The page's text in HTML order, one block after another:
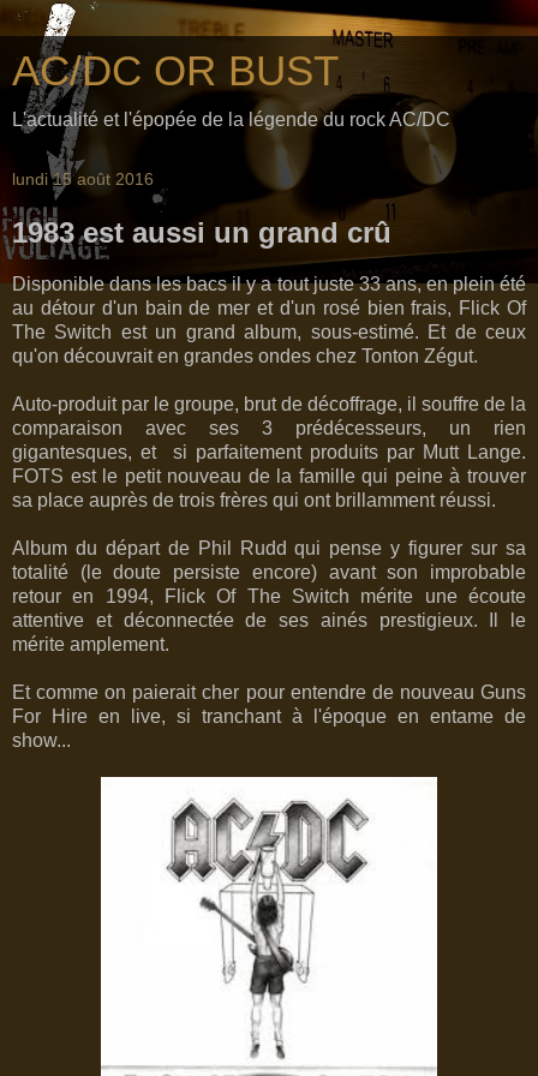
AC/DC OR BUST
L'actualité et l'épopée de la légende du rock AC/DC
lundi 15 août 2016
1983 est aussi un grand crû
Disponible dans les bacs il y a tout juste 33 ans, en plein été
au détour d'un bain de mer et d'un rosé bien frais, Flick Of
The Switch est un grand album, sous-estimé. Et de ceux
qu'on découvrait en grandes ondes chez Tonton Zégut.
Auto-produit par le groupe, brut de décoffrage, il souffre de la
comparaison avec ses 3 prédécesseurs, un rien
gigantesques, et si parfaitement produits par Mutt Lange.
FOTS est le petit nouveau de la famille qui peine à trouver
sa place auprès de trois frères qui ont brillamment réussi.
Album du départ de Phil Rudd qui pense y figurer sur sa
totalité (le doute persiste encore) avant son improbable
retour en 1994, Flick Of The Switch mérite une écoute
attentive et déconnectée de ses ainés prestigieux. Il le
mérite amplement.
Et comme on paierait cher pour entendre de nouveau Guns
For Hire en live, si tranchant à l'époque en entame de
show...